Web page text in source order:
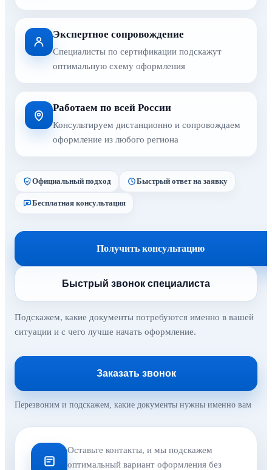
Экспертное сопровождение
Специалисты по сертификации подскажут
оптимальную схему оформления
Работаем по всей России
Консультируем дистанционно и сопровождаем
оформление из любого региона
Официальный подход Быстрый ответ на заявку
Бесплатная консультация
Получить консультацию
Быстрый звонок специалиста
Подскажем, какие документы потребуются именно в вашей
ситуации и с чего лучше начать оформление.
Заказать звонок
Перезвоним и подскажем, какие документы нужны именно вам
Оставьте контакты, и мы подскажем
оптимальный вариант оформления без